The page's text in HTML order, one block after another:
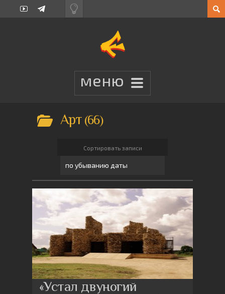
Арт 66
Сортировать записи
«Устал двуногий